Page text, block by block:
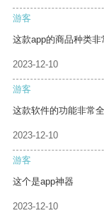
游客
这款app的商品种类非
2023-12-10
游客
这款软件的功能非常
2023-12-10
游客
这个是app神器
2023-12-10